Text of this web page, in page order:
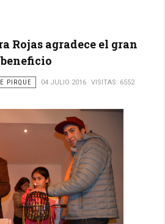
Rojas agradece el gran
PIRQUE 04 JULIO 2016 VISITAS: 6552